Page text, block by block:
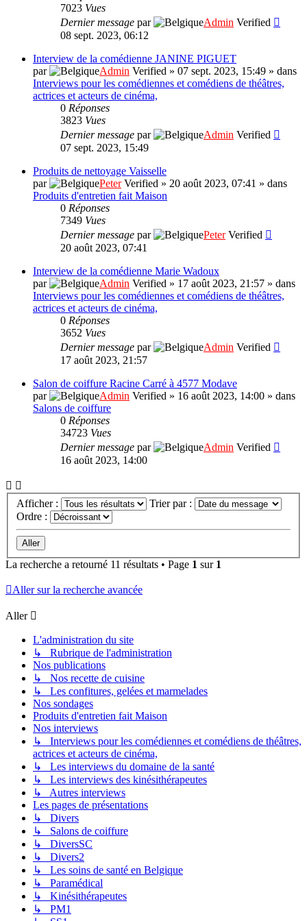
7023 Vues
Dernier message par Admin Verified
08 sept. 2023, 06:12
Interview de la comédienne JANINE PIGUET
par
Admin Verified » 07 sept. 2023, 15:49 » dans
Interviews pour les comédiennes et comédiens de théâtres,
actrices et acteurs de cinéma,
0 Réponses
3823 Vues
Dernier message par Admin Verified
07 sept. 2023, 15:49
Produits de nettoyage Vaisselle
par
Peter Verified » 20 août 2023, 07:41 » dans
Produits d'entretien fait Maison
0 Réponses
7349 Vues
Dernier message par Peter Verified
20 août 2023, 07:41
Interview de la comédienne Marie Wadoux
par
Admin Verified » 17 août 2023, 21:57 » dans
Interviews pour les comédiennes et comédiens de théâtres,
actrices et acteurs de cinéma,
0 Réponses
3652 Vues
Dernier message par Admin Verified
17 août 2023, 21:57
Salon de coiffure Racine Carré à 4577 Modave
par
Admin Verified » 16 août 2023, 14:00 » dans
Salons de coiffure
0 Réponses
34723 Vues
Dernier message par Admin Verified
16 août 2023, 14:00
Afficher :
Trier par :
Ordre :
La recherche a retourné 11 résultats • Page 1 sur 1
Aller sur la recherche avancée
Aller
L'administration du site
↳ Rubrique de l'administration
Nos publications
↳ Nos recette de cuisine
↳ Les confitures, gelées et marmelades
Nos sondages
Produits d'entretien fait Maison
Nos interviews
↳ Interviews pour les comédiennes et comédiens de théâtres,
actrices et acteurs de cinéma,
↳ Les interviews du domaine de la santé
↳ Les interviews des kinésithérapeutes
↳ Autres interviews
Les pages de présentations
↳ Divers
↳ Salons de coiffure
↳ DiversSC
↳ Divers2
↳ Les soins de santé en Belgique
↳ Paramédical
↳ Kinésithérapeutes
↳ PM1